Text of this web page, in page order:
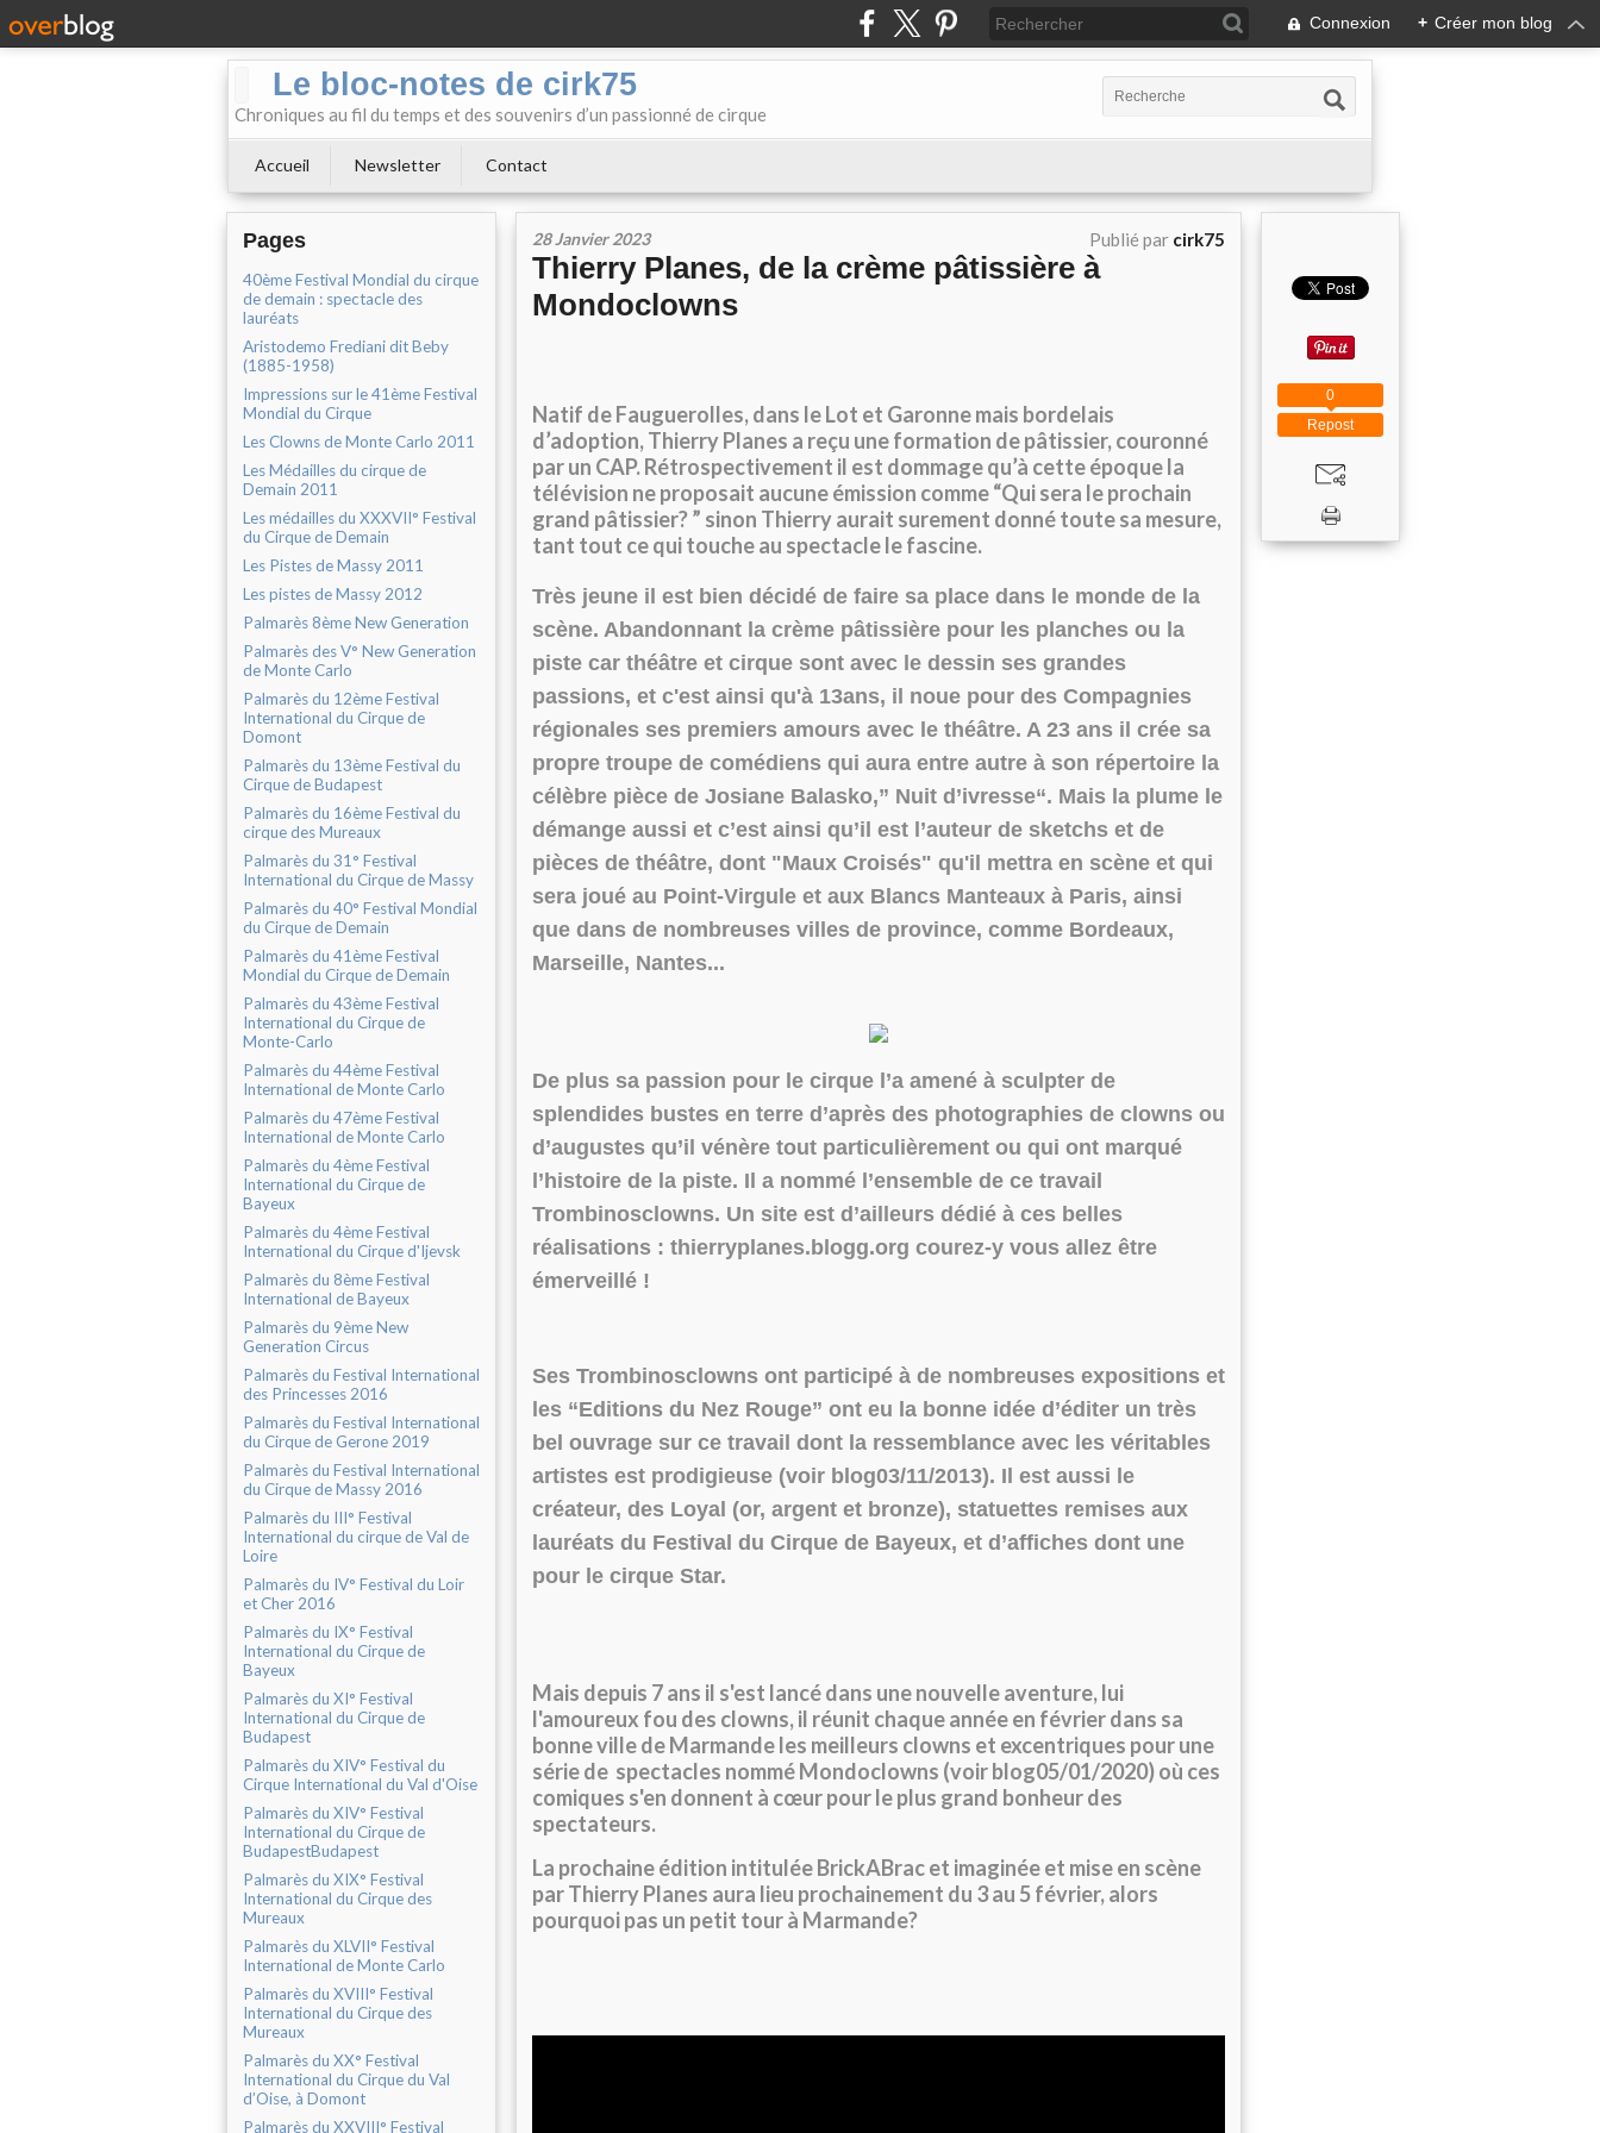
Connexion + Créer mon blog
Le bloc-notes de cirk75
Chroniques au fil du temps et des souvenirs d’un passionné de cirque
Accueil Newsletter Contact
Pages
40ème Festival Mondial du cirque
de demain : spectacle des
lauréats
Aristodemo Frediani dit Beby
(1885-1958)
Impressions sur le 41ème Festival
Mondial du Cirque
Les Clowns de Monte Carlo 2011
Les Médailles du cirque de
Demain 2011
Les médailles du XXXVII° Festival
du Cirque de Demain
Les Pistes de Massy 2011
Les pistes de Massy 2012
Palmarès 8ème New Generation
Palmarès des V° New Generation
de Monte Carlo
Palmarès du 12ème Festival
International du Cirque de
Domont
Palmarès du 13ème Festival du
Cirque de Budapest
Palmarès du 16ème Festival du
cirque des Mureaux
Palmarès du 31° Festival
International du Cirque de Massy
Palmarès du 40° Festival Mondial
du Cirque de Demain
Palmarès du 41ème Festival
Mondial du Cirque de Demain
Palmarès du 43ème Festival
International du Cirque de
Monte-Carlo
Palmarès du 44ème Festival
International de Monte Carlo
Palmarès du 47ème Festival
International de Monte Carlo
Palmarès du 4ème Festival
International du Cirque de
Bayeux
Palmarès du 4ème Festival
International du Cirque d'Ijevsk
Palmarès du 8ème Festival
International de Bayeux
Palmarès du 9ème New
Generation Circus
Palmarès du Festival International
des Princesses 2016
Palmarès du Festival International
du Cirque de Gerone 2019
Palmarès du Festival International
du Cirque de Massy 2016
Palmarès du III° Festival
International du cirque de Val de
Loire
Palmarès du IV° Festival du Loir
et Cher 2016
Palmarès du IX° Festival
International du Cirque de
Bayeux
Palmarès du XI° Festival
International du Cirque de
Budapest
Palmarès du XIV° Festival du
Cirque International du Val d'Oise
Palmarès du XIV° Festival
International du Cirque de
BudapestBudapest
Palmarès du XIX° Festival
International du Cirque des
Mureaux
Palmarès du XLVII° Festival
International de Monte Carlo
Palmarès du XVIII° Festival
International du Cirque des
Mureaux
Palmarès du XX° Festival
International du Cirque du Val
d’Oise, à Domont
Palmarès du XXVIII° Festival
28 Janvier 2023 Publié par cirk75
Thierry Planes, de la crème pâtissière à
Mondoclowns
Natif de Fauguerolles, dans le Lot et Garonnemais bordelais
d’adoption, Thierry Planes a reçu une formation de pâtissier, couronné
par un CAP. Rétrospectivement il est dommage qu’à cette époque la
télévision ne proposait aucune émission comme “Qui sera le prochain
grand pâtissier? ” sinon Thierry aurait surement donné toute sa mesure,
tant tout ce qui touche au spectacle le fascine.
Très jeune il est bien décidé de faire sa place dans le monde de la
scène. Abandonnant la crème pâtissière pour les planches ou la
piste car théâtre et cirque sont avec le dessin ses grandes
passions, et c'est ainsi qu'à 13ans, il noue pour des Compagnies
régionales ses premiers amours avec le théâtre. A 23 ans il crée sa
propre troupe de comédiens qui aura entre autre à son répertoire la
célèbre pièce de Josiane Balasko,” Nuit d’ivresse“. Mais la plume le
démange aussi et c’est ainsi qu’il est l’auteur de sketchs et de
pièces de théâtre, dont "Maux Croisés" qu'il mettra en scène et qui
sera joué au Point-Virgule et aux Blancs Manteaux à Paris, ainsi
que dans de nombreuses villes de province, comme Bordeaux,
Marseille, Nantes...
De plus sa passion pour le cirque l’a amené à sculpter de
splendides bustes en terre d’après des photographies de clowns ou
d’augustes qu’il vénère tout particulièrement ou qui ont marqué
l’histoire de la piste. Il a nommé l’ensemble de ce travail
Trombinosclowns. Un site est d’ailleurs dédié à ces belles
réalisations : thierryplanes.blogg.org courez-y vous allez être
émerveillé !
Ses Trombinosclowns ont participé à de nombreuses expositions et
les “Editions du Nez Rouge” ont eu la bonne idée d’éditer un très
bel ouvrage sur ce travail dont la ressemblance avec les véritables
artistes est prodigieuse (voir blog03/11/2013). Il est aussi le
créateur, des Loyal (or, argent et bronze), statuettes remises aux
lauréats du Festival du Cirque de Bayeux, et d’affiches dont une
pour le cirque Star.
Mais depuis 7 ans il s'est lancé dans une nouvelle aventure, lui
l'amoureux fou des clowns, il réunit chaque année en février dans sa
bonne ville de Marmande les meilleurs clowns et excentriques pour une
série de spectacles nommé Mondoclowns (voir blog05/01/2020) où ces
comiques s'en donnent à cœurpour le plus grand bonheur des
spectateurs.
La prochaine édition intitulée BrickABrac et imaginée et mise en scène
par Thierry Planes aura lieu prochainement du 3 au 5 février, alors
pourquoi pas un petit tour à Marmande?
Repost
0